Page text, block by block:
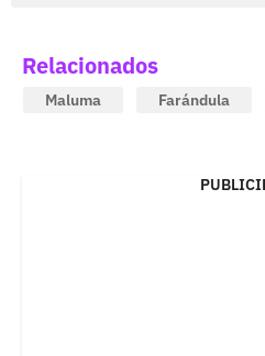
Relacionados
Maluma Farándula